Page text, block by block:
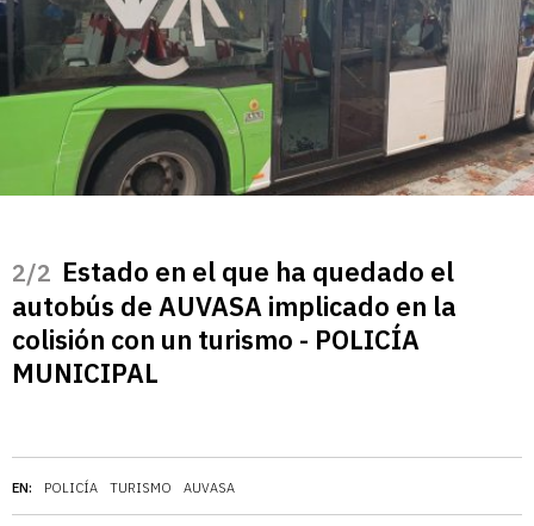
EN: POLICÍA TURISMO AUVASA
/2 Estado en el que ha quedado el
autobús de AUVASA implicado en la
colisión con un turismo - POLICÍA
MUNICIPAL